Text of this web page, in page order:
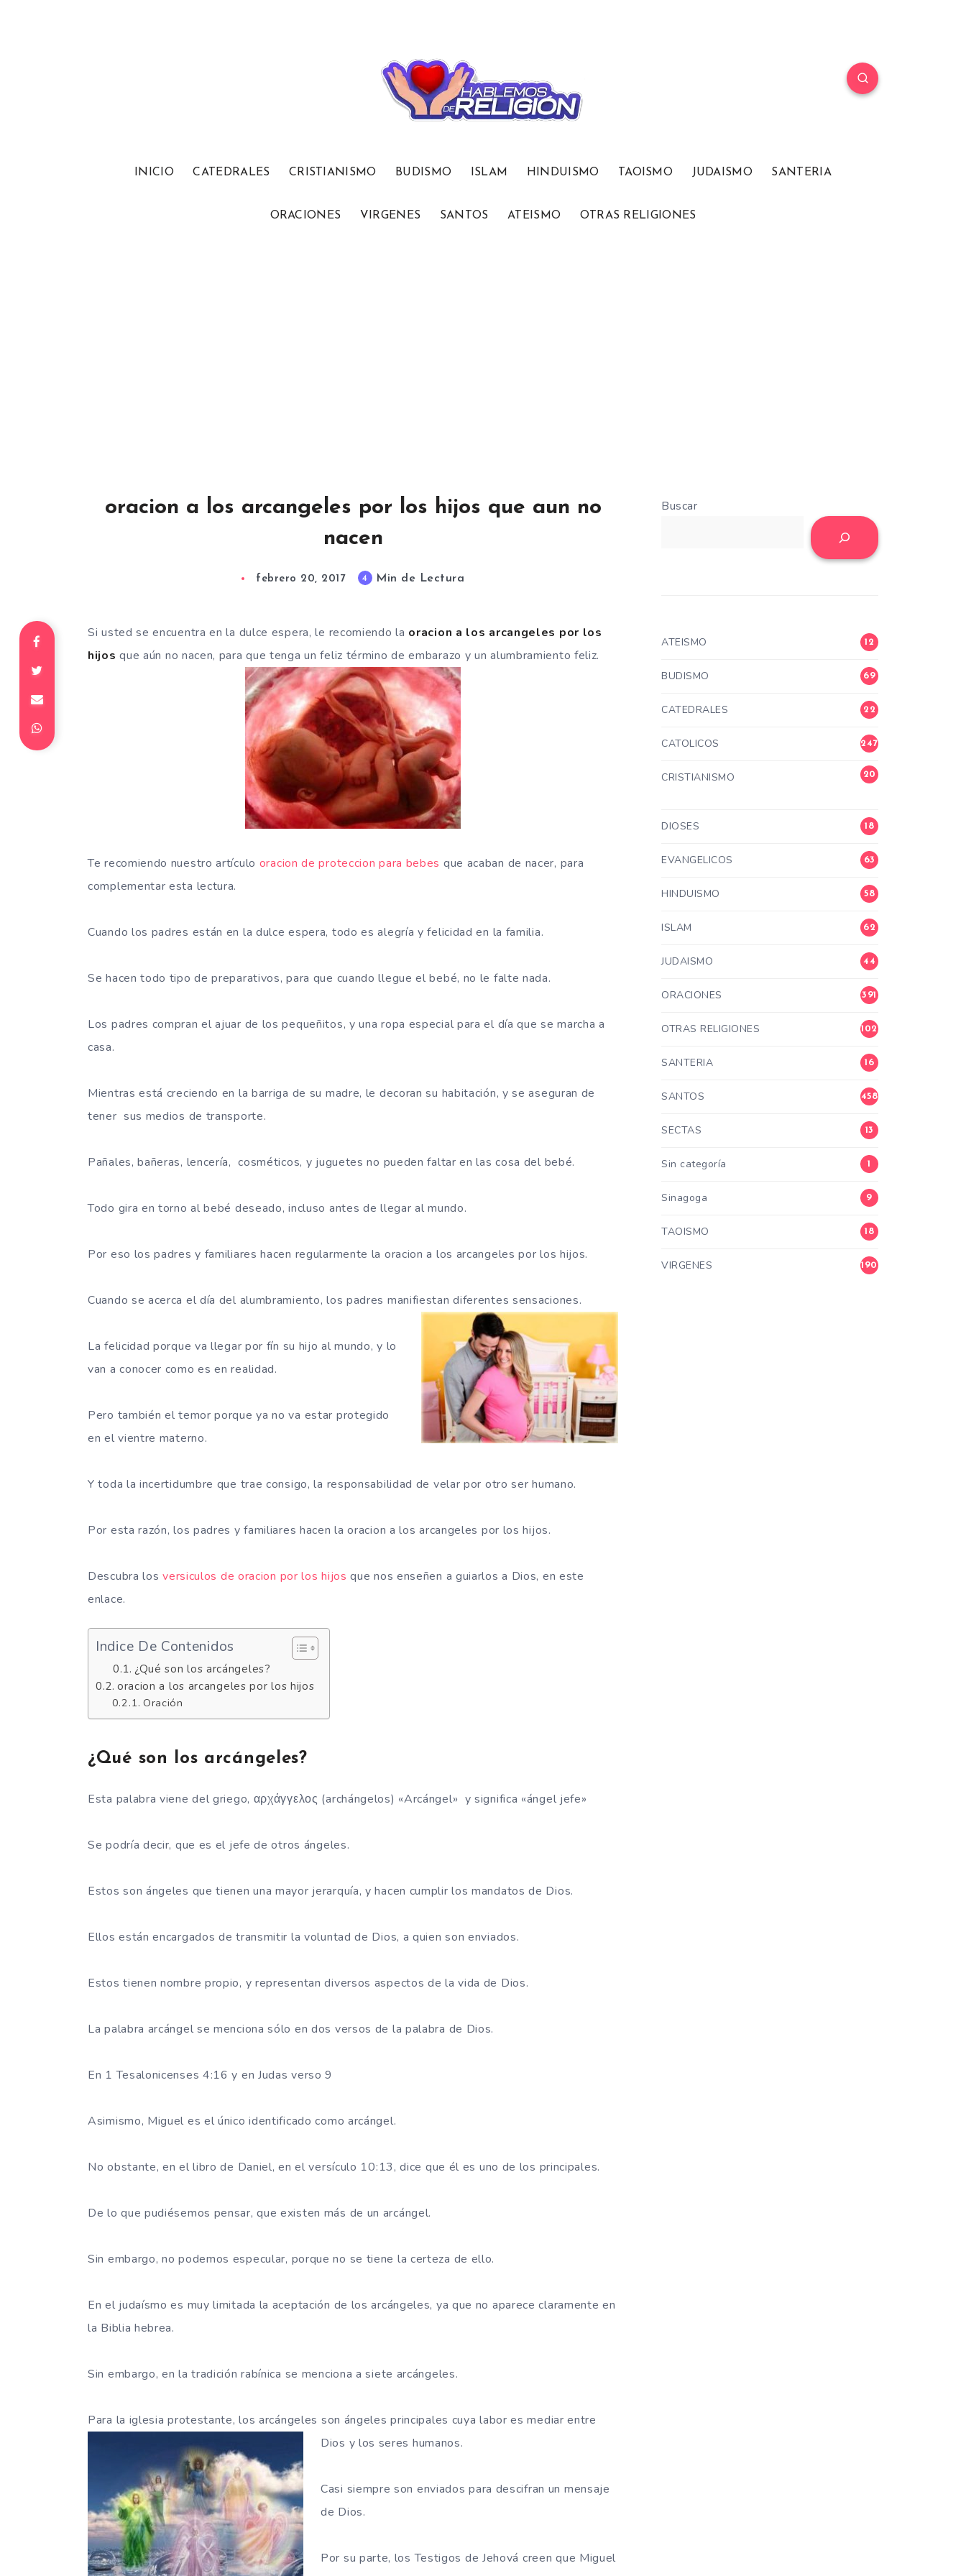
INICIO CATEDRALES CRISTIANISMO BUDISMO ISLAM HINDUISMO TAOISMO JUDAISMO SANTERIA
ORACIONES VIRGENES SANTOS ATEISMO OTRAS RELIGIONES
oracion a los arcangeles por los hijos que aun no
nacen
febrero 20, 2017 4 Min de Lectura
Si usted se encuentra en la dulce espera, le recomiendo la oracion a los arcangeles por los
hijos que aún no nacen, para que tenga un feliz término de embarazo y un alumbramiento feliz.
Te recomiendo nuestro artículo oracion de proteccion para bebes que acaban de nacer, para
complementar esta lectura.
Cuando los padres están en la dulce espera, todo es alegría y felicidad en la familia.
Se hacen todo tipo de preparativos, para que cuando llegue el bebé, no le falte nada.
Los padres compran el ajuar de los pequeñitos, y una ropa especial para el día que se marcha a
casa.
Mientras está creciendo en la barriga de su madre, le decoran su habitación, y se aseguran de
tener sus medios de transporte.
Pañales, bañeras, lencería, cosméticos, y juguetes no pueden faltar en las cosa del bebé.
Todo gira en torno al bebé deseado, incluso antes de llegar al mundo.
Por eso los padres y familiares hacen regularmente la oracion a los arcangeles por los hijos.
Cuando se acerca el día del alumbramiento, los padres manifiestan diferentes sensaciones.
La felicidad porque va llegar por fín su hijo al mundo, y lo
van a conocer como es en realidad.
Pero también el temor porque ya no va estar protegido
en el vientre materno.
Y toda la incertidumbre que trae consigo, la responsabilidad de velar por otro ser humano.
Por esta razón, los padres y familiares hacen la oracion a los arcangeles por los hijos.
Descubra los versiculos de oracion por los hijos que nos enseñen a guiarlos a Dios, en este
enlace.
Indice De Contenidos
¿Qué son los arcángeles?
oracion a los arcangeles por los hijos
Oración
¿Qué son los arcángeles?
Esta palabra viene del griego, αρχάγγελος (archángelos) «Arcángel» y significa «ángel jefe»
Se podría decir, que es el jefe de otros ángeles.
Estos son ángeles que tienen una mayor jerarquía, y hacen cumplir los mandatos de Dios.
Ellos están encargados de transmitir la voluntad de Dios, a quien son enviados.
Estos tienen nombre propio, y representan diversos aspectos de la vida de Dios.
La palabra arcángel se menciona sólo en dos versos de la palabra de Dios.
En 1 Tesalonicenses 4:16 y en Judas verso 9
Asimismo, Miguel es el único identificado como arcángel.
No obstante, en el libro de Daniel, en el versículo 10:13, dice que él es uno de los principales.
De lo que pudiésemos pensar, que existen más de un arcángel.
Sin embargo, no podemos especular, porque no se tiene la certeza de ello.
En el judaísmo es muy limitada la aceptación de los arcángeles, ya que no aparece claramente en
la Biblia hebrea.
Sin embargo, en la tradición rabínica se menciona a siete arcángeles.
Para la iglesia protestante, los arcángeles son ángeles principales cuya labor es mediar entre
Dios y los seres humanos.
Casi siempre son enviados para descifran un mensaje
de Dios.
Por su parte, los Testigos de Jehová creen que Miguel
Buscar
ATEISMO 12
BUDISMO 69
CATEDRALES 22
CATOLICOS 247
CRISTIANISMO
20
DIOSES 18
EVANGELICOS 63
HINDUISMO 58
ISLAM 62
JUDAISMO 44
ORACIONES 391
OTRAS RELIGIONES 102
SANTERIA 16
SANTOS 458
SECTAS 13
Sin categoría 1
Sinagoga 9
TAOISMO 18
VIRGENES 190